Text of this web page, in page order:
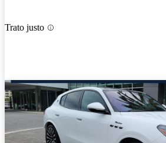
Trato justo